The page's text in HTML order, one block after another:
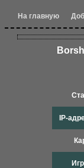
На главную
IP-